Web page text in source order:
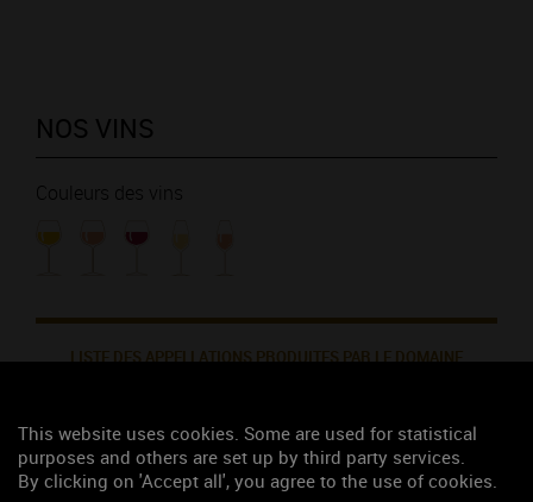
NOS VINS
Couleurs des vins
LISTE DES APPELLATIONS PRODUITES PAR LE DOMAINE
BOURGOGNE (vin rosé)
BOURGOGNE (vin rouge)
This website uses cookies. Some are used for statistical
purposes and others are set up by third party services.
By clicking on 'Accept all', you agree to the use of cookies.